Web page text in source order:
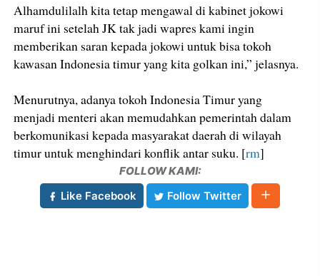
Alhamdulilalh kita tetap mengawal di kabinet jokowi
maruf ini setelah JK tak jadi wapres kami ingin
memberikan saran kepada jokowi untuk bisa tokoh
kawasan Indonesia timur yang kita golkan ini,” jelasnya.
Menurutnya, adanya tokoh Indonesia Timur yang
menjadi menteri akan memudahkan pemerintah dalam
berkomunikasi kepada masyarakat daerah di wilayah
timur untuk menghindari konflik antar suku. [rm]
FOLLOW KAMI:
Like Facebook
Follow Twitter